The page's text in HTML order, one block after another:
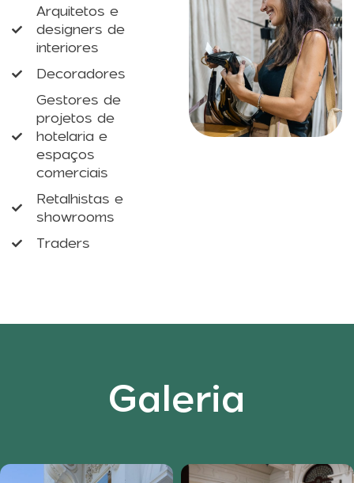
Arquitetos e
designers de
interiores
Decoradores
Gestores de
projetos de
hotelaria e
espaços
comerciais
Retalhistas e
showrooms
Traders
Galeria